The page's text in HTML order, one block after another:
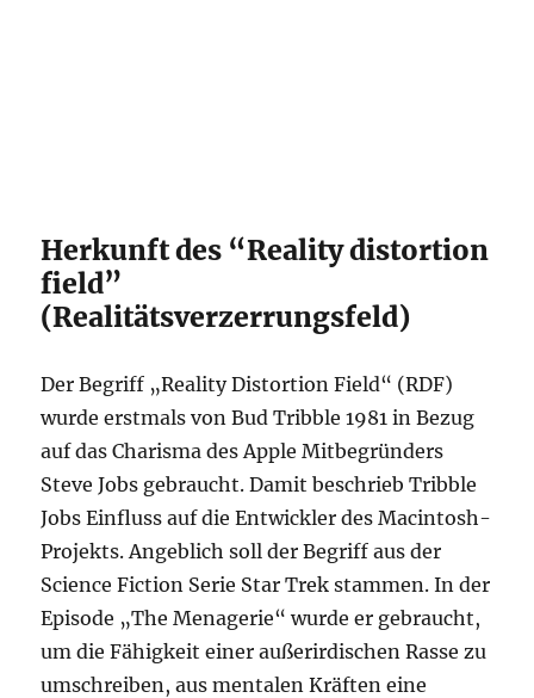
Herkunft des “Reality distortion
field”
(Realitätsverzerrungsfeld)
Der Begriff „Reality Distortion Field“ (RDF)
wurde erstmals von Bud Tribble 1981 in Bezug
auf das Charisma des Apple Mitbegründers
Steve Jobs gebraucht. Damit beschrieb Tribble
Jobs Einfluss auf die Entwickler des Macintosh-
Projekts. Angeblich soll der Begriff aus der
Science Fiction Serie Star Trek stammen. In der
Episode „The Menagerie“ wurde er gebraucht,
um die Fähigkeit einer außerirdischen Rasse zu
umschreiben, aus mentalen Kräften eine